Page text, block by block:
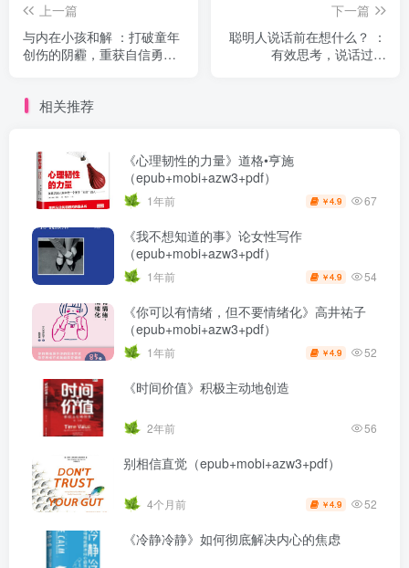
上一篇
与内在小孩和解 ：打破童年
创伤的阴霾，重获自信勇敢
下一篇
聪明人说话前在想什么？ ：
有效思考，说话过脑
相关推荐
《心理韧性的力量》道格•亨施
（epub+mobi+azw3+pdf）
1年前 ￥4.9 67
《我不想知道的事》论女性写作
（epub+mobi+azw3+pdf）
1年前 ￥4.9 54
《你可以有情绪，但不要情绪化》高井祐子
（epub+mobi+azw3+pdf）
1年前 ￥4.9 52
《时间价值》积极主动地创造
2年前 56
别相信直觉（epub+mobi+azw3+pdf）
4个月前 ￥4.9 52
《冷静冷静》如何彻底解决内心的焦虑